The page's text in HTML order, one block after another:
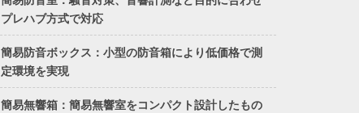
プレハブ方式で対応
簡易防音ボックス：小型の防音箱により低価格で測
定環境を実現
簡易無響箱：簡易無響室をコンパクト設計したもの